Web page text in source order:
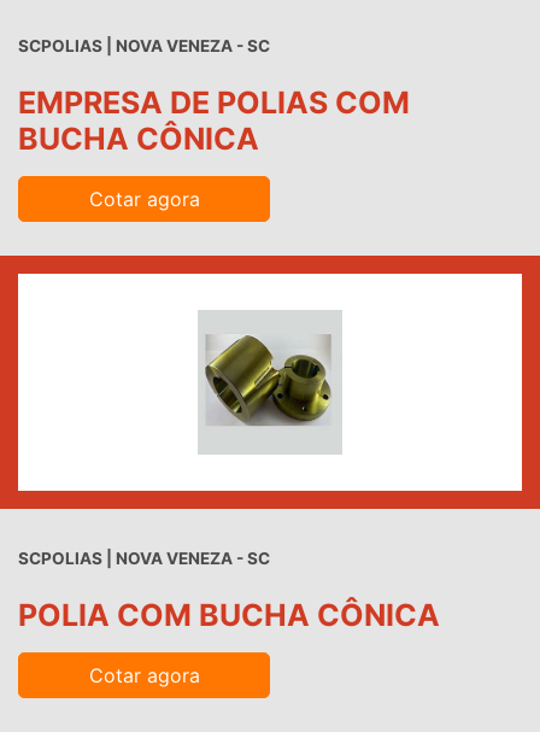
SCPOLIAS | NOVA VENEZA - SC
EMPRESA DE POLIAS COM
BUCHA CÔNICA
Cotar agora
SCPOLIAS | NOVA VENEZA - SC
POLIA COM BUCHA CÔNICA
Cotar agora